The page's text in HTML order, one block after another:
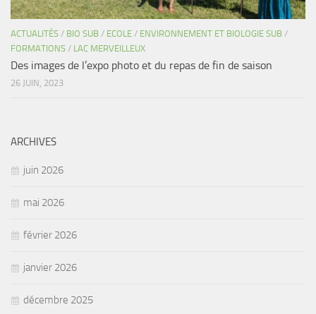
ACTUALITÉS / BIO SUB / ECOLE / ENVIRONNEMENT ET BIOLOGIE SUB /
FORMATIONS / LAC MERVEILLEUX
Des images de l’expo photo et du repas de fin de saison
26 JUIN, 2023
ARCHIVES
juin 2026
mai 2026
février 2026
janvier 2026
décembre 2025